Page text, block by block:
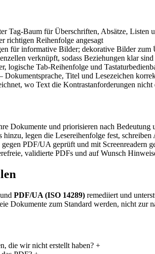
Tag-Baum für Überschriften, Absätze, Listen
richtigen Reihenfolge angesagt
für informative Bilder; dekorative Bilder zum
verknüpft, sodass Beziehungen klar sind
logische Tab-Reihenfolge und
Titel und Lesezeichen
wo Text die Kontrastanforderungen nicht
Dokumente und priorisieren nach Bedeutung
legen die Lesereihenfolge fest,
PDF/UA geprüft und mit Screenreadern
validierte PDFs und auf Wunsch
und PDF/UA (ISO 14289) remediiert und
Dokumente zum Standard werden, nicht zur
die wir nicht erstellt haben? +